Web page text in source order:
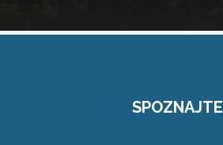
SPOZNAJTE